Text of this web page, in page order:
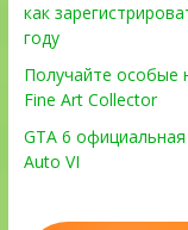
как
году
Получайте особые
Fine Art Collector
GTA 6
Auto VI